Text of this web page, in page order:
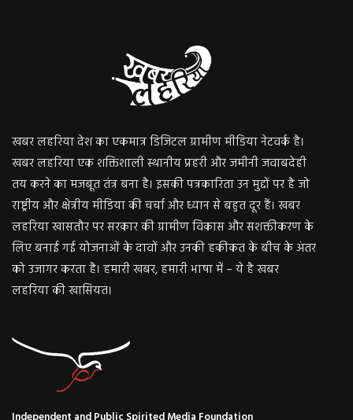
खबर लहरिया देश का एकमात्र डिजिटल ग्रामीण मीडिया नेटवर्क है।
खबर लहरिया एक शक्तिशाली स्थानीय प्रहरी और जमीनी जवाबदेही
तय करने का मजबूत तंत्र बना है। इसकी पत्रकारिता उन मुद्दों पर है जो
राष्ट्रीय और क्षेत्रीय मीडिया की चर्चा और ध्यान से बहुत दूर हैं। खबर
लहरिया खासतौर पर सरकार की ग्रामीण विकास और सशक्तीकरण के
लिए बनाई गई योजनाओं के दावों और उनकी हकीकत के बीच के अंतर
को उजागर करता है। हमारी खबर, हमारी भाषा में – ये है खबर
लहरिया की खासियत।